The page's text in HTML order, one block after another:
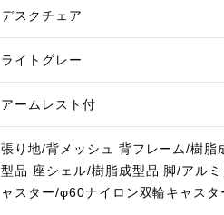
デスクチェア
ライトグレー
アームレスト付
張り地/背メッシュ 背フレーム/樹脂
型品 座シェル/樹脂成型品 脚/アル
ャスター/φ60ナイロン双輪キャスタ